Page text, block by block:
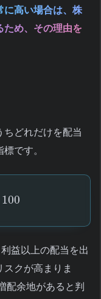
に高い場合は、株
ため、その理由を
ちどれだけを配当
です。
100
益以上の配当を出
クが高まりま
配余地があると判